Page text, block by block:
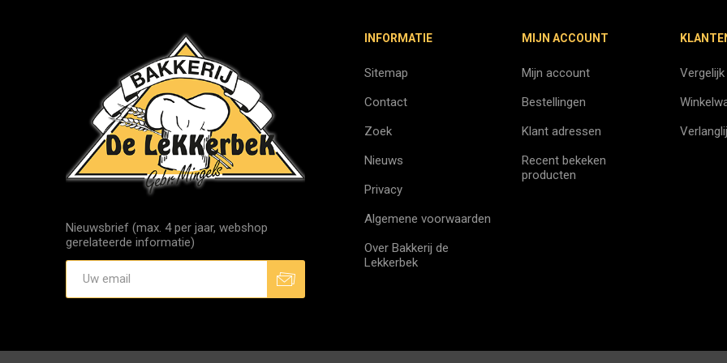
Nieuwsbrief (max. 4 per jaar, webshop
gerelateerde informatie)
INFORMATIE
Sitemap
Contact
Zoek
Nieuws
Privacy
Algemene voorwaarden
Over Bakkerij de
Lekkerbek
MIJN ACCOUNT
Mijn account
Bestellingen
Klant adressen
Recent bekeken
producten